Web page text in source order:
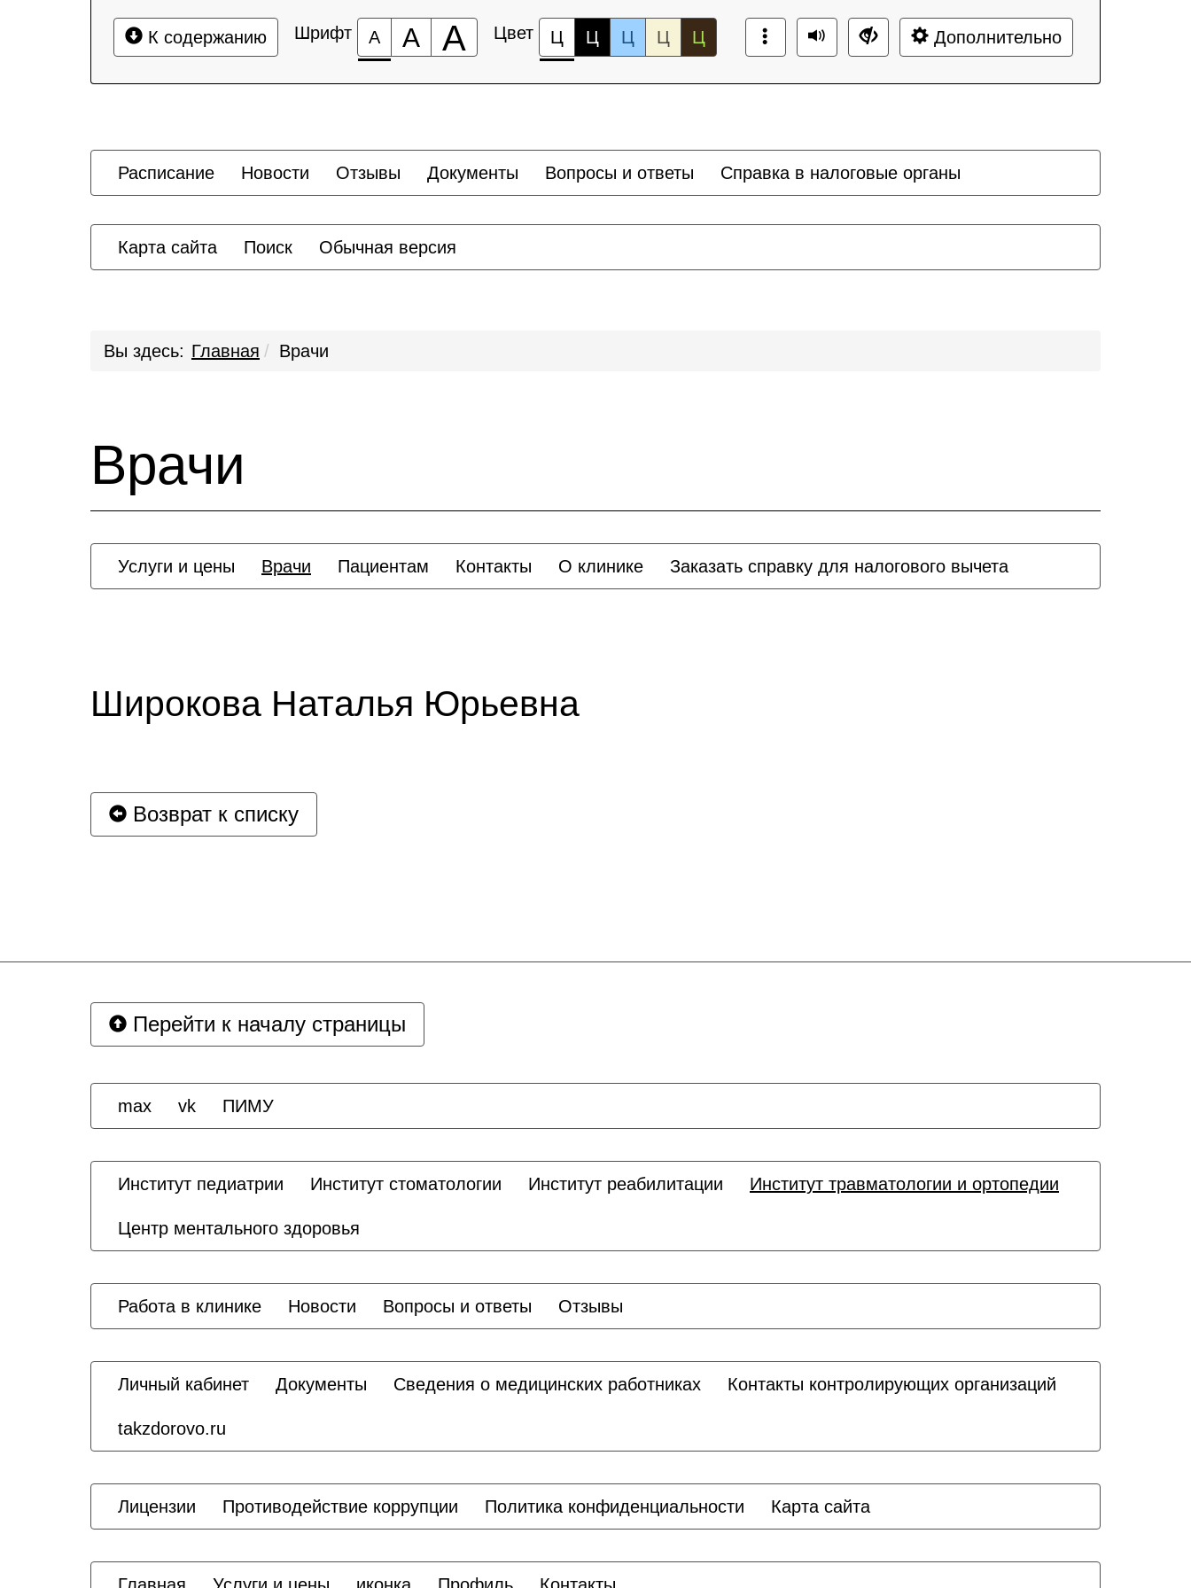
К содержанию Шрифт А А А Цвет Ц Ц Ц Ц Ц Дополнительно
Расписание Новости Отзывы Документы Вопросы и ответы Справка в налоговые органы
Карта сайта Поиск Обычная версия
Вы здесь: Главная Врачи
Врачи
Услуги и цены Врачи Пациентам Контакты О клинике Заказать справку для налогового вычета
Широкова Наталья Юрьевна
Возврат к списку
Перейти к началу страницы
max vk ПИМУ
Институт педиатрии Институт стоматологии Институт реабилитации Институт травматологии и ортопедии
Центр ментального здоровья
Работа в клинике Новости Вопросы и ответы Отзывы
Личный кабинет Документы Сведения о медицинских работниках Контакты контролирующих организаций
takzdorovo.ru
Лицензии Противодействие коррупции Политика конфиденциальности Карта сайта